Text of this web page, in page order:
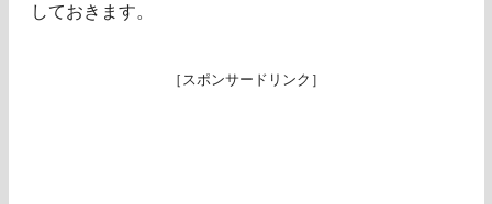
しておきます。
［スポンサードリンク］